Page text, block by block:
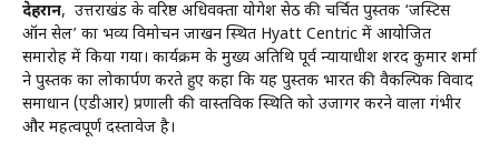
देहरादून, उत्तराखंड के वरिष्ठ अधिवक्ता योगेश सेठी की चर्चित पुस्तक ‘जस्टिस
ऑन सेल’ का भव्य विमोचन जाखन स्थित Hyatt Centric में आयोजित
समारोह में किया गया। कार्यक्रम के मुख्य अतिथि पूर्व न्यायाधीश शरद कुमार शर्मा
ने पुस्तक का लोकार्पण करते हुए कहा कि यह पुस्तक भारत की वैकल्पिक विवाद
समाधान (एडीआर) प्रणाली की वास्तविक स्थिति को उजागर करने वाला गंभीर
और महत्वपूर्ण दस्तावेज है।